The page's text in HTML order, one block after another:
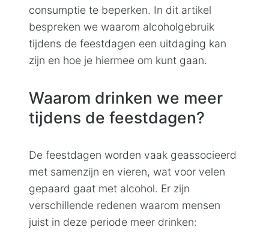
consumptie te beperken. In dit artikel
bespreken we waarom alcoholgebruik
tijdens de feestdagen een uitdaging kan
zijn en hoe je hiermee om kunt gaan.
Waarom drinken we meer
tijdens de feestdagen?
De feestdagen worden vaak geassocieerd
met samenzijn en vieren, wat voor velen
gepaard gaat met alcohol. Er zijn
verschillende redenen waarom mensen
juist in deze periode meer drinken: